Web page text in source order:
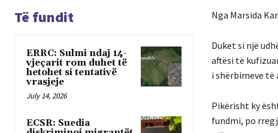
Të fundit
ERRC: Sulmi ndaj 14-
vjeçarit rom duhet të
hetohet si tentativë
vrasjeje
July 14, 2026
ECSR: Suedia
Nga Marsida
Duket si një
aftësi të
i shërbimeve
Pikërisht ky
fundmi, po